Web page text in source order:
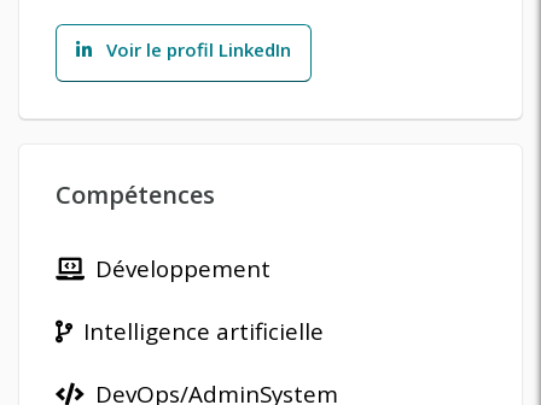
Voir le profil LinkedIn
Compétences
Développement
Intelligence artificielle
DevOps/AdminSystem